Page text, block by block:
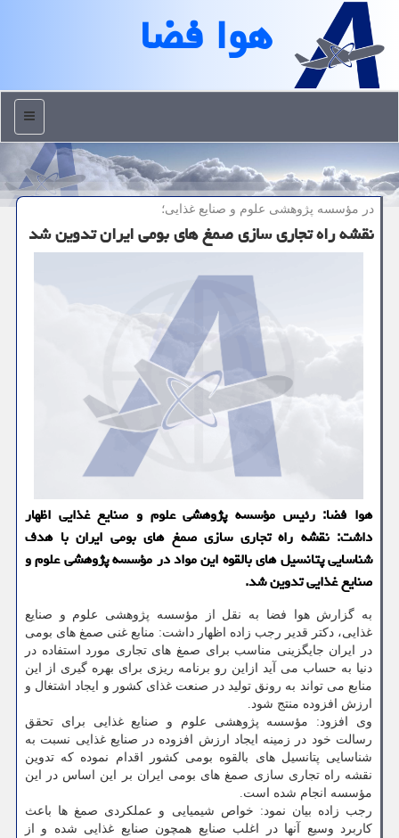
هوا فضا
منو
در مؤسسه پژوهشی علوم و صنایع غذایی؛
نقشه راه تجاری سازی صمغ های بومی ایران تدوین شد
هوا فضا: رئیس مؤسسه پژوهشی علوم و صنایع غذایی اظهار
داشت: نقشه راه تجاری سازی صمغ های بومی ایران با هدف
شناسایی پتانسیل های بالقوه این مواد در مؤسسه پژوهشی علوم و
صنایع غذایی تدوین شد.
به گزارش هوا فضا به نقل از مؤسسه پژوهشی علوم و صنایع
غذایی، دكتر قدیر رجب زاده اظهار داشت: منابع غنی صمغ های بومی
در ایران جایگزینی مناسب برای صمغ های تجاری مورد استفاده در
دنیا به حساب می آید ازاین رو برنامه ریزی برای بهره گیری از این
منابع می تواند به رونق تولید در صنعت غذای كشور و ایجاد اشتغال و
ارزش افزوده منتج شود.
وی افزود: مؤسسه پژوهشی علوم و صنایع غذایی برای تحقق
رسالت خود در زمینه ایجاد ارزش افزوده در صنایع غذایی نسبت به
شناسایی پتانسیل های بالقوه بومی كشور اقدام نموده كه تدوین
نقشه راه تجاری سازی صمغ های بومی ایران بر این اساس در این
مؤسسه انجام شده است.
رجب زاده بیان نمود: خواص شیمیایی و عملكردی صمغ ها باعث
كاربرد وسیع آنها در اغلب صنایع همچون صنایع غذایی شده و از